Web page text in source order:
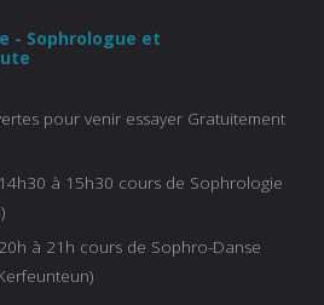
- Sophrologue et
pour venir essayer Gratuitement
à 15h30 cours de Sophrologie
à 21h cours de Sophro-Danse